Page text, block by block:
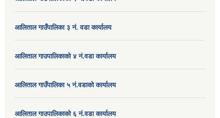
आलिताल गाउँपालिका ३ नं. वडा कार्यालय
आलिताल गाउपालिकाको ४ नं.वडा कार्यालय
आलिताल गाउँपालिका ५ नं.वडाको कार्यालय
आलिताल गाउपालिकाको ६ नं.वडा कार्यालय